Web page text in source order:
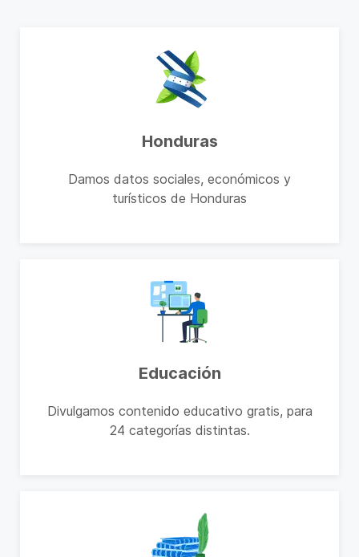
Honduras
Damos datos sociales, económicos y
turísticos de Honduras
Educación
Divulgamos contenido educativo gratis, para
24 categorías distintas.